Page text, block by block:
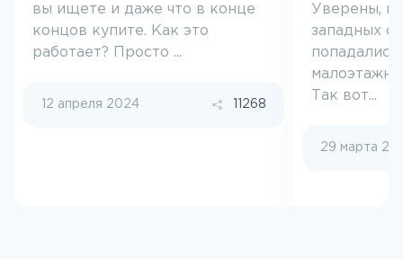
вы ищете и даже что в конце
концов купите. Как это
работает? Просто ...
12 апреля 2024 11268
Уверены,
западных
Так вот...
29 марта